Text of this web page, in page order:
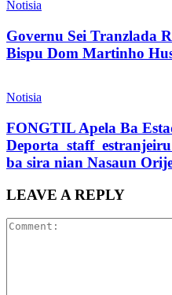
Notisia
Governu Sei Tranzlada
Bispu Dom Martinho
Notisia
FONGTIL Apela Ba
Deporta staff
ba sira nian Nasaun
LEAVE A REPLY